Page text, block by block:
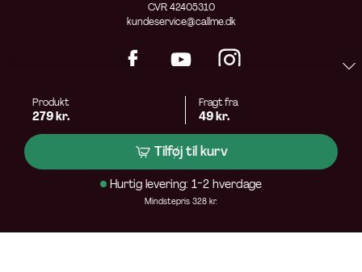
Produkt
279 kr.
Fragt fra
49 kr.
Tilføj til kurv
Hurtig levering: 1-2 hverdage
Mindstepris 328 kr.
CVR 42405310
kundeservice@callme.dk